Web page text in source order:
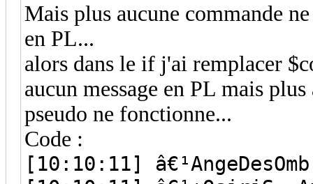
Mais plus aucune commande
en PL...
alors dans le if j'ai remplacer
aucun message en PL mais
pseudo ne fonctionne...
Code :
[10:10:11]